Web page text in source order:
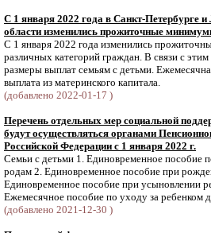
С 1 января 2022 года в Санкт-Петербурге и
области изменились прожиточные
С 1 января 2022 года изменились
различных категорий граждан. В связи с
размеры выплат семьям с детьми.
выплата из материнского капитала.
(добавлено 2022-01-17 )
Перечень отдельных мер социальной
будут осуществляться органами
Российской Федерации с 1 января 2022 г.
Семьи с детьми 1. Единовременное пособие
родам 2. Единовременное пособие при
Единовременное пособие при усыновлении
Ежемесячное пособие по уходу за ребенком
(добавлено 2021-12-30 )